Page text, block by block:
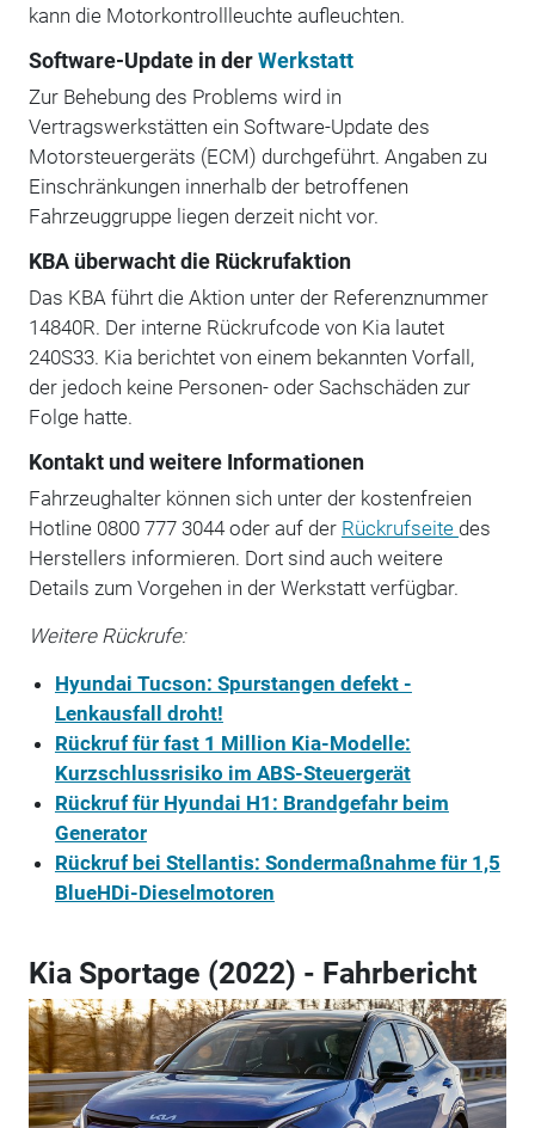
kann die Motorkontrollleuchte aufleuchten.
Software-Update in der Werkstatt
Zur Behebung des Problems wird in
Vertragswerkstätten ein Software-Update des
Motorsteuergeräts (ECM) durchgeführt. Angaben zu
Einschränkungen innerhalb der betroffenen
Fahrzeuggruppe liegen derzeit nicht vor.
KBA überwacht die Rückrufaktion
Das KBA führt die Aktion unter der Referenznummer
14840R. Der interne Rückrufcode von Kia lautet
240S33. Kia berichtet von einem bekannten Vorfall,
der jedoch keine Personen- oder Sachschäden zur
Folge hatte.
Kontakt und weitere Informationen
Fahrzeughalter können sich unter der kostenfreien
Hotline 0800 777 3044 oder auf der Rückrufseite des
Herstellers informieren. Dort sind auch weitere
Details zum Vorgehen in der Werkstatt verfügbar.
Weitere Rückrufe:
Hyundai Tucson: Spurstangen defekt -
Lenkausfall droht!
Rückruf für fast 1 Million Kia-Modelle:
Kurzschlussrisiko im ABS-Steuergerät
Rückruf für Hyundai H1: Brandgefahr beim
Generator
Rückruf bei Stellantis: Sondermaßnahme für 1,5
BlueHDi-Dieselmotoren
Kia Sportage (2022) - Fahrbericht